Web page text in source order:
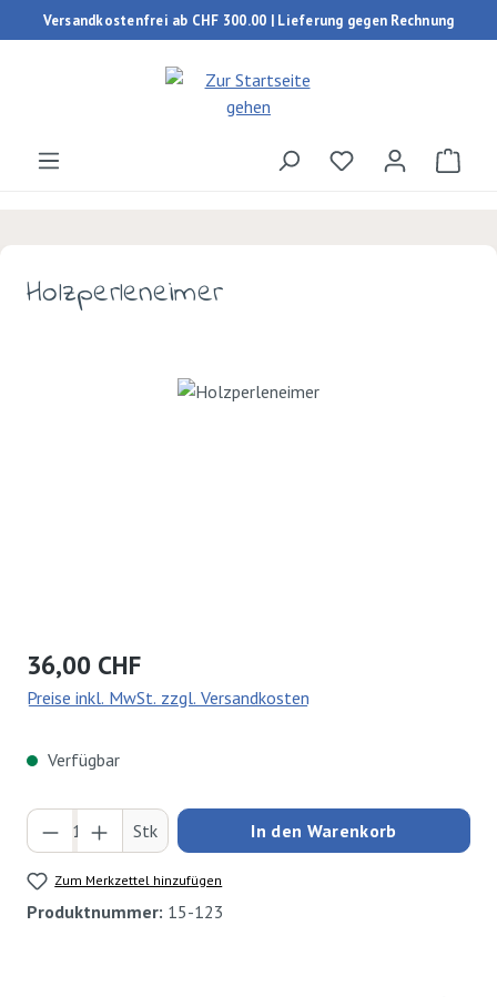
Zum Hauptinhalt springen
Versandkostenfrei ab CHF 300.00 | Lieferung gegen Rechnung
Du hast 0
Holzperleneimer
Bildergalerie überspringen
Regulärer Preis:
36,00 CHF
Preise inkl. MwSt. zzgl. Versandkosten
Verfügbar
Produkt Anzahl: Gib den gewünschten Wert
Stk In den Warenkorb
Zum Merkzettel hinzufügen
Produktnummer: 15-123